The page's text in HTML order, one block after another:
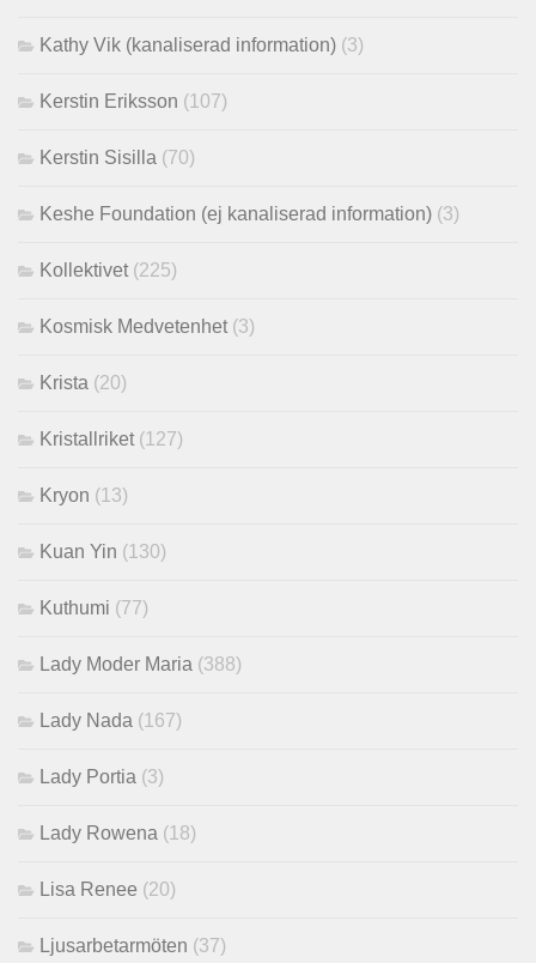
Kathy Vik (kanaliserad information) (3)
Kerstin Eriksson (107)
Kerstin Sisilla (70)
Keshe Foundation (ej kanaliserad information) (3)
Kollektivet (225)
Kosmisk Medvetenhet (3)
Krista (20)
Kristallriket (127)
Kryon (13)
Kuan Yin (130)
Kuthumi (77)
Lady Moder Maria (388)
Lady Nada (167)
Lady Portia (3)
Lady Rowena (18)
Lisa Renee (20)
Ljusarbetarmöten (37)